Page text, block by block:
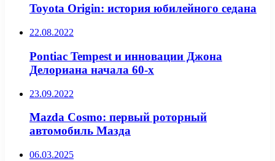
Toyota Origin: история юбилейного седана
22.08.2022
Pontiac Tempest и инновации Джона
Делориана начала 60-х
23.09.2022
Mazda Cosmo: первый роторный
автомобиль Мазда
06.03.2025